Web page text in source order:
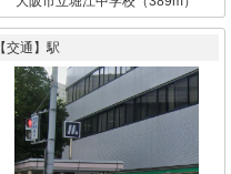
【交通】駅